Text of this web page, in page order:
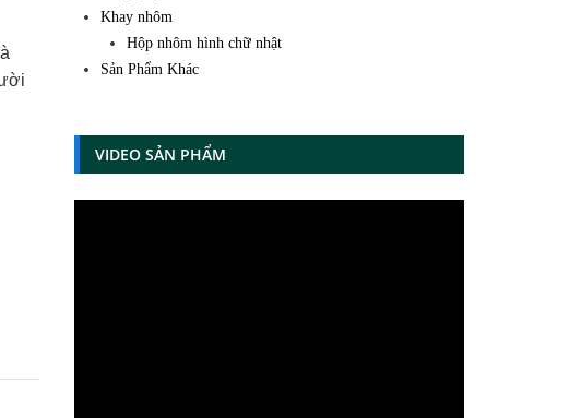
Khay nhôm
Hộp nhôm hình chữ nhật
Sản Phẩm Khác
VIDEO SẢN PHẨM